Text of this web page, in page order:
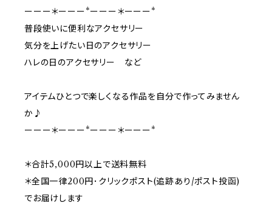
ーーー＊ーーー*ーーー＊ーーー*
普段使いに便利なアクセサリー
気分を上げたい日のアクセサリー
ハレの日のアクセサリー など
アイテムひとつで楽しくなる作品を自分で作ってみません
か♪
ーーー＊ーーー*ーーー＊ーーー*
＊合計5,000円以上で送料無料
＊全国一律200円･クリックポスト(追跡あり/ポスト投函)
でお届けします